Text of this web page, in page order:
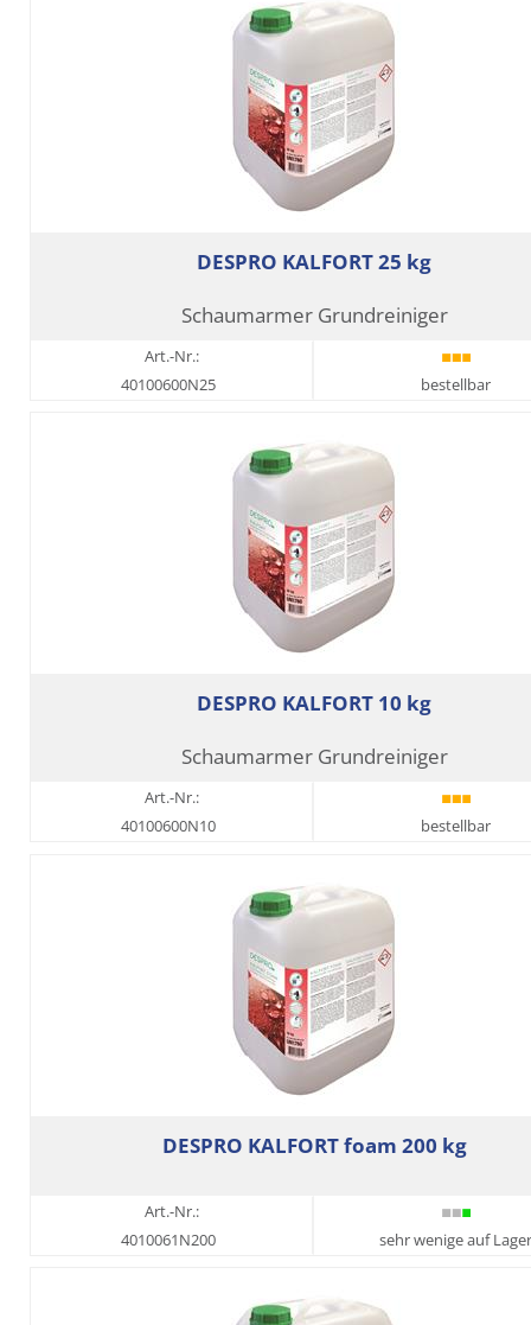
DESPRO KALFORT 25 kg
Schaumarmer Grundreiniger
Art.-Nr.:
40100600N25
bestellbar
DESPRO KALFORT 10 kg
Schaumarmer Grundreiniger
Art.-Nr.:
40100600N10
bestellbar
DESPRO KALFORT foam 200 kg
Art.-Nr.:
4010061N200
sehr wenige auf Lager